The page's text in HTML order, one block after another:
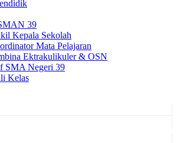
39
Kepala Sekolah
Mata Pelajaran
Ektrakulikuler & OSN
SMA Negeri 39
Kelas